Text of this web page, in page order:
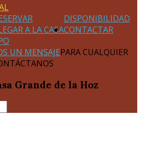
DISPONIBILIDAD
A LA CASACONTACTAR
UN MENSAJEPARA CUALQUIER
Grande de la Hoz